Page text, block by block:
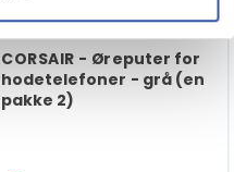
CORSAIR - Øreputer for
hodetelefoner - grå (en
pakke 2)